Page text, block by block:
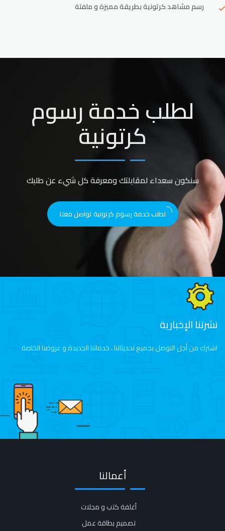
رسم مشاهد كرتونية بطريقة مميزة و ملفتة
لطلب خدمة رسوم
كرتونية
سنكون سعداء لمقابلتك ومعرفة كل شيء عن طلبك
لطلب خدمة رسوم كرتونية تواصل معنا
نشرتنا الإخبارية
اشترك من أجل التوصل بجميع تحديثاتنا ، خدماتنا الجديدة و عروضنا الخاصة
أعمالنا
أغلفة كتب و مجلات​
تصميم بطاقة عمل